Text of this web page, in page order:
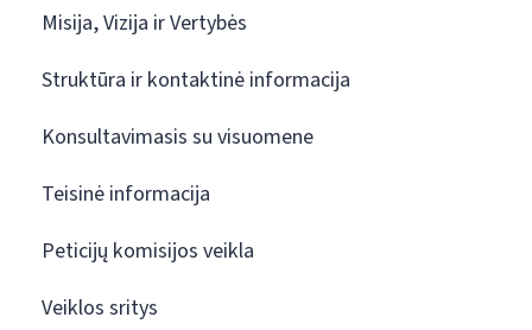
Misija, Vizija ir Vertybės
Struktūra ir kontaktinė informacija
Konsultavimasis su visuomene
Teisinė informacija
Peticijų komisijos veikla
Veiklos sritys